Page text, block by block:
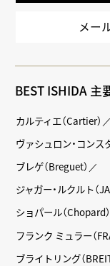
メー
BEST ISHIDA 主
カルティエ（Cartier）
ヴァシュロン・コンス
ブレゲ（Breguet）
ジャガー・ルクルト（
ショパール（Chopard）
フランク ミュラー（
ブライトリング（